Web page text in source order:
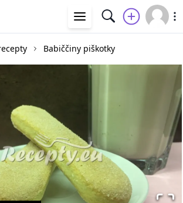
Babiččiny piškotky